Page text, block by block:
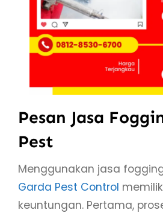
Pesan Jasa
Pest
Menggunakan jasa
Garda Pest Control
keuntungan. Pertama,